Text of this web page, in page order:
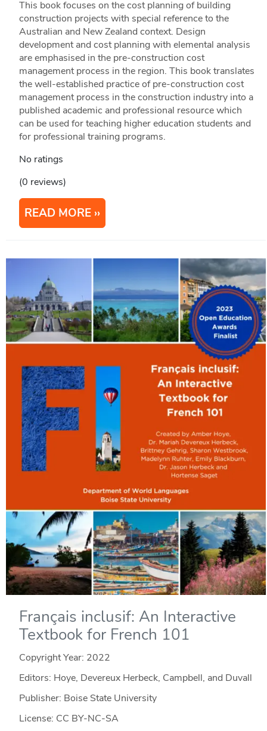
This book focuses on the cost planning of building
construction projects with special reference to the
Australian and New Zealand context. Design
development and cost planning with elemental analysis
are emphasised in the pre-construction cost
management process in the region. This book translates
the well-established practice of pre-construction cost
management process in the construction industry into a
published academic and professional resource which
can be used for teaching higher education students and
for professional training programs.
No ratings
(0 reviews)
READ MORE
Français inclusif: An Interactive
Textbook for French 101
Copyright Year: 2022
Editors: Hoye, Devereux Herbeck, Campbell, and Duvall
Publisher: Boise State University
License: CC BY-NC-SA